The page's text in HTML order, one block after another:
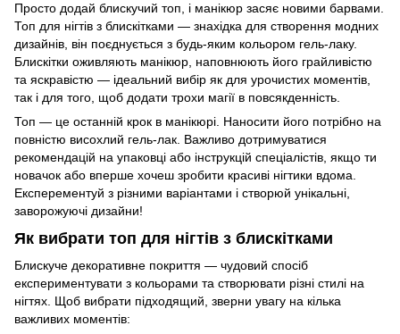
Просто додай блискучий топ, і манікюр засяє новими барвами.
Топ для нігтів з блискітками — знахідка для створення модних
дизайнів, він поєднується з будь-яким кольором гель-лаку.
Блискітки оживляють манікюр, наповнюють його грайливістю
та яскравістю — ідеальний вибір як для урочистих моментів,
так і для того, щоб додати трохи магії в повсякденність.
Топ — це останній крок в манікюрі. Наносити його потрібно на
повністю висохлий гель-лак. Важливо дотримуватися
рекомендацій на упаковці або інструкцій спеціалістів, якщо ти
новачок або вперше хочеш зробити красиві нігтики вдома.
Експерементуй з різними варіантами і створюй унікальні,
заворожуючі дизайни!
Як вибрати топ для нігтів з блискітками
Блискуче декоративне покриття — чудовий спосіб
експериментувати з кольорами та створювати різні стилі на
нігтях. Щоб вибрати підходящий, зверни увагу на кілька
важливих моментів: